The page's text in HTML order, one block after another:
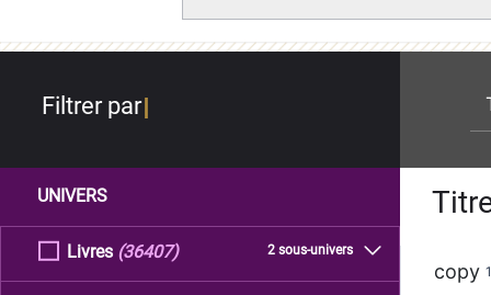
Filtrer par
UNIVERS
Livres 2 sous-univers
(36407)
copy